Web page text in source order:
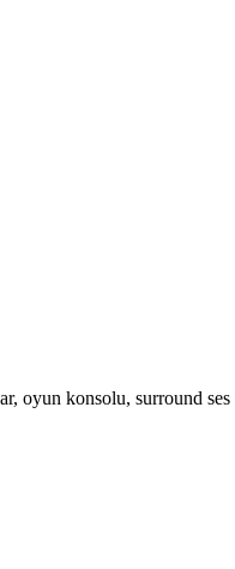
oyun konsolu, surround